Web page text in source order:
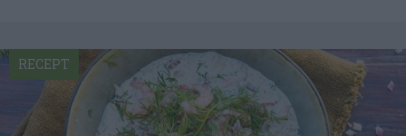
RECEPT